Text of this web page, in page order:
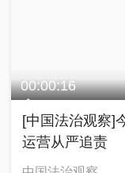
00:00:16
[中国法治观察]
运营从严追责